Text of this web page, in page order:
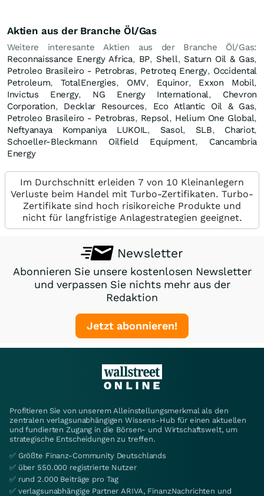
Aktien aus der Branche Öl/Gas
Weitere interesante Aktien aus der Branche Öl/Gas:
Reconnaissance Energy Africa, BP, Shell, Saturn Oil & Gas,
Petroleo Brasileiro - Petrobras, Petroteq Energy, Occidental
Petroleum,TotalEnergies, OMV, Equinor, Exxon Mobil,
Invictus Energy, NG Energy International, Chevron
Corporation, Decklar Resources, Eco Atlantic Oil & Gas,
Petroleo Brasileiro - Petrobras, Repsol, Helium One Global,
Neftyanaya Kompaniya LUKOIL, Sasol, SLB, Chariot,
Schoeller-Bleckmann Oilfield Equipment, Cancambria
Energy
Im Durchschnitt erleiden 7 von 10 Kleinanlegern
Verluste beim Handel mit Turbo-Zertifikaten. Turbo-
Zertifikate sind hoch risikoreiche Produkte und
nicht für langfristige Anlagestrategien geeignet.
Newsletter
Abonnieren Sie unsere kostenlosen Newsletter
und verpassen Sie nichts mehr aus der
Redaktion
Jetzt abonnieren!
Profitieren Sie von unserem Alleinstellungsmerkmal als den
zentralen verlagsunabhängigen Wissens-Hub für einen aktuellen
und fundierten Zugang in die Börsen- und Wirtschaftswelt, um
strategische Entscheidungen zu treffen.
✅ Größte Finanz-Community Deutschlands
✅ über 550.000 registrierte Nutzer
✅ rund 2.000 Beiträge pro Tag
✅ verlagsunabhängige Partner ARIVA, FinanzNachrichten und